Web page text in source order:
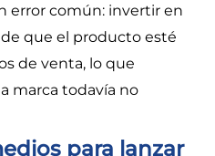
error común: invertir en
que el producto esté
de venta, lo que
marca todavía no
para lanzar